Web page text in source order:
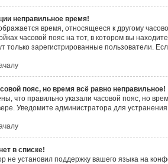
неправильное время!
время, относящееся к другому
часовой пояс на тот, в котором вы
только зарегистрированные пользователи.
пояс, но время всё равно неправильное!
что правильно указали часовой пояс, но
Уведомите администратора для
в списке!
не установил поддержку вашего языка на